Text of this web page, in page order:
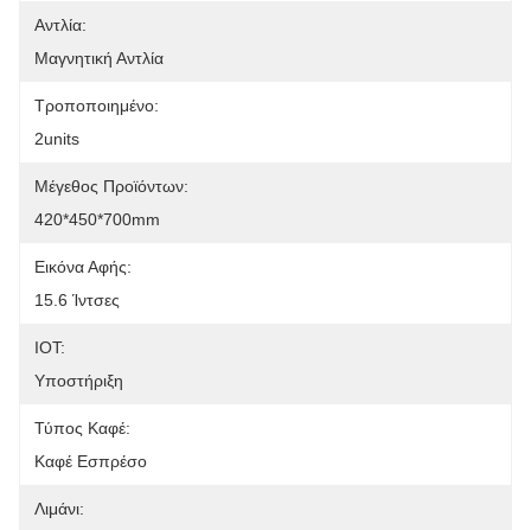
Αντλία:
Μαγνητική Αντλία
Τροποποιημένο:
2units
Μέγεθος Προϊόντων:
420*450*700mm
Εικόνα Αφής:
15.6 Ίντσες
IOT:
Υποστήριξη
Τύπος Καφέ:
Καφέ Εσπρέσο
Λιμάνι: